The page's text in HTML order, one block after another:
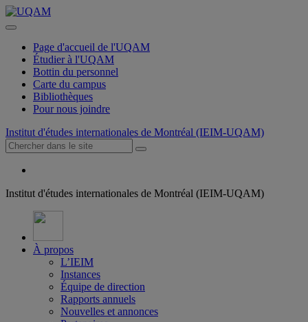
Page d'accueil de l'UQAM
Étudier à l'UQAM
Bottin du personnel
Carte du campus
Bibliothèques
Pour nous joindre
Institut d'études internationales de Montréal (IEIM-UQAM)
Institut d'études internationales de Montréal (IEIM-UQAM)
À propos
L’IEIM
Instances
Équipe de direction
Rapports annuels
Nouvelles et annonces